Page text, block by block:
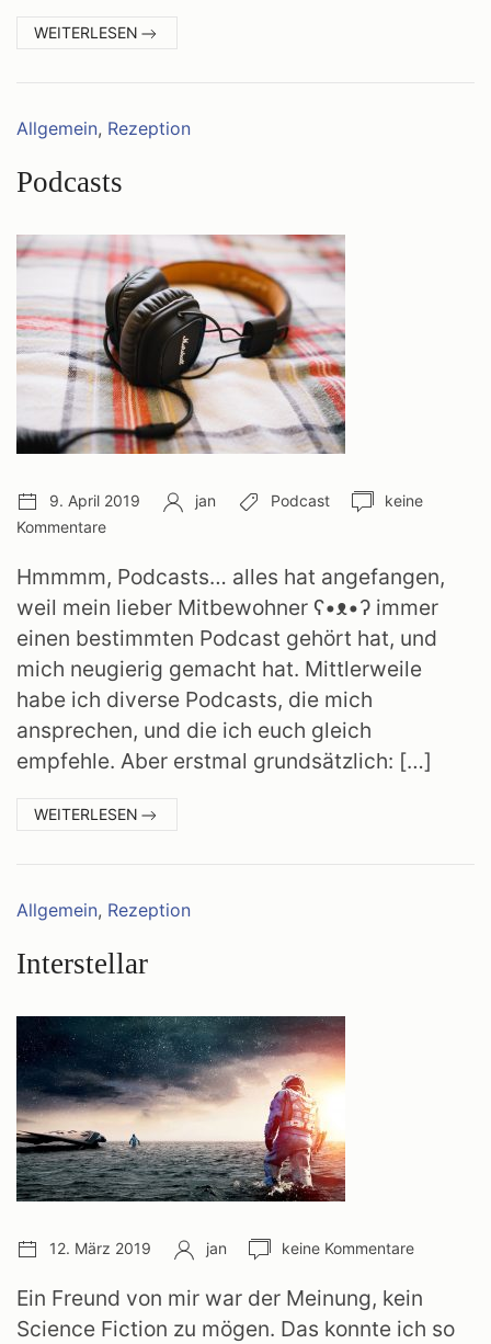
WEITERLESEN
Kategorien:
Allgemein, Rezeption
Podcasts
Veröffentlichungsdatum:
9. April 2019 Autor:
jan Schlagwörter:
Podcast
Anzahl
keine
Kommentare
Hmmmm, Podcasts… alles hat angefangen,
weil mein lieber Mitbewohner ʕ•ᴥ•ʔ immer
einen bestimmten Podcast gehört hat, und
mich neugierig gemacht hat. Mittlerweile
habe ich diverse Podcasts, die mich
ansprechen, und die ich euch gleich
empfehle. Aber erstmal grundsätzlich: […]
WEITERLESEN
Kategorien:
Allgemein, Rezeption
Interstellar
Veröffentlichungsdatum:
12. März 2019 Autor:
jan
Anzahl
keine Kommentare
Ein Freund von mir war der Meinung, kein
Science Fiction zu mögen. Das konnte ich so